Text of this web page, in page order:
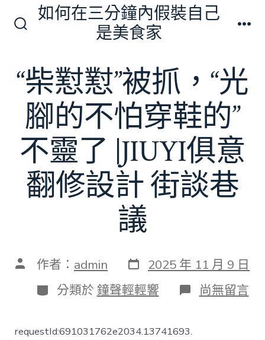
換
開
關
如何在三分鐘內假裝自己
是美食家
“柴懟懟”被抓，“光
腳的不怕穿鞋的”
不靈了 |JIUYI俱意
翻修設計 街談巷
議
文 作者： admin 發
表
日
期
2025 年 11 月 9 日
分
類
分類於 鐘聲輕輕響 在
〈“柴
尚無留言
requestId:691031762e2034.13741693.